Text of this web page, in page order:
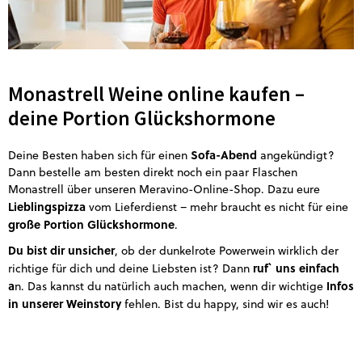
Monastrell Weine online kaufen –
deine Portion Glückshormone
Deine Besten haben sich für einen Sofa-Abend angekündigt?
Dann bestelle am besten direkt noch ein paar Flaschen
Monastrell über unseren Meravino-Online-Shop. Dazu eure
Lieblingspizza vom Lieferdienst – mehr braucht es nicht für eine
große Portion Glückshormone.
Du bist dir unsicher, ob der dunkelrote Powerwein wirklich der
richtige für dich und deine Liebsten ist? Dann ruf` uns einfach
an. Das kannst du natürlich auch machen, wenn dir wichtige Infos
in unserer Weinstoryfehlen. Bist du happy, sind wir es auch!